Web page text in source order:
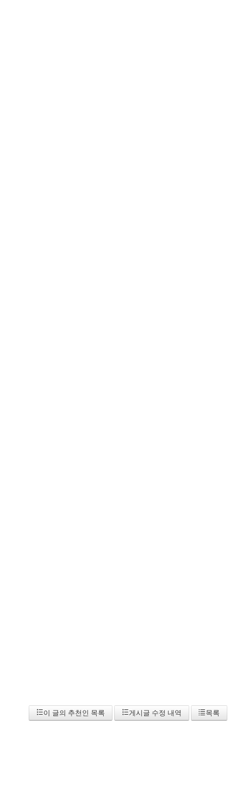
이 글의 추천인 목록 게시글 수정 내역 목록